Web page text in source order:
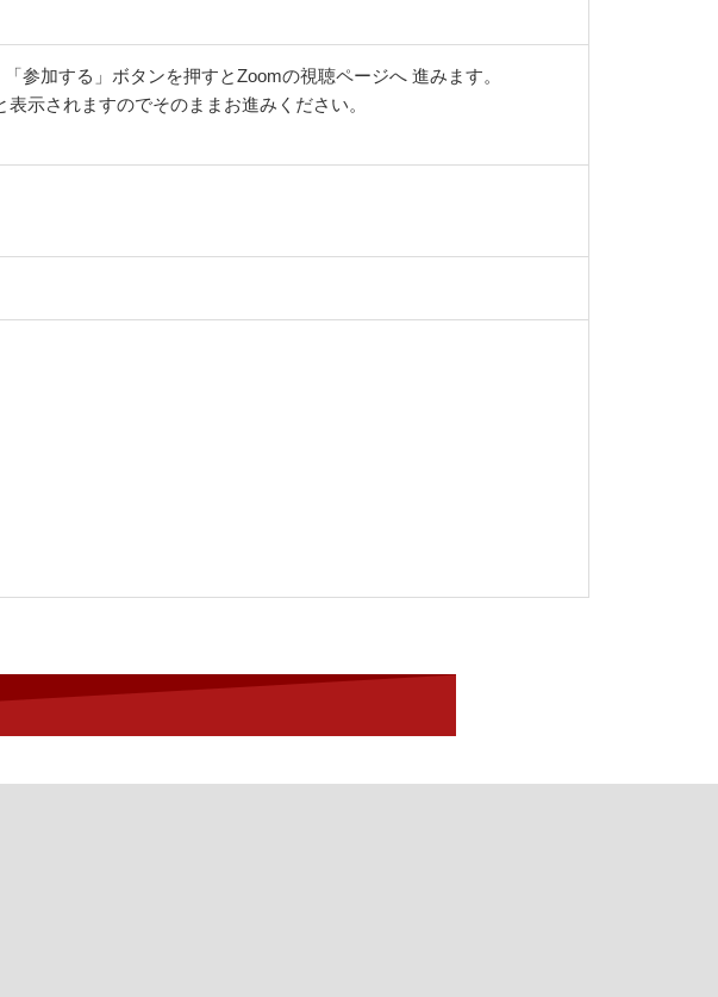
参加する」ボタンを押すとZoomの視聴ページへ 進みます。
示されますのでそのままお進みください。